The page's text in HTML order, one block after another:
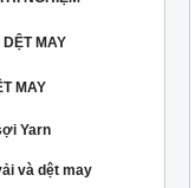
MAY
MAY
Yarn
và dệt may